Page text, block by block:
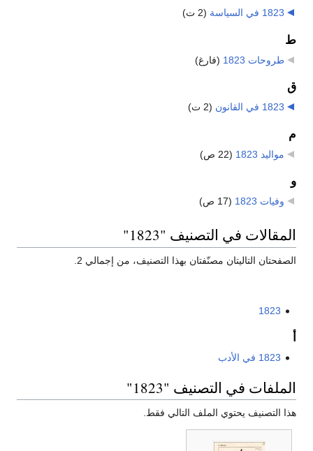
1823 في السياسة (2 ت)
ط
طروحات 1823 (فارغ)
ق
1823 في القانون (2 ت)
م
مواليد 1823 (22 ص)
و
وفيات 1823 (17 ص)
المقالات في التصنيف "1823"
الصفحتان التاليتان مصنّفتان بهذا التصنيف، من إجمالي 2.
1823
1823 في الأدب
الملفات في التصنيف "1823"
هذا التصنيف يحتوي الملف التالي فقط.